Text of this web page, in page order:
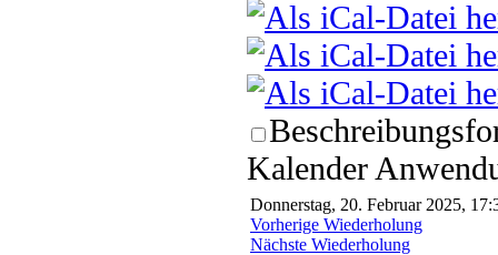
Kalender
Donnerstag, 20. Februar 2025,
Vorherige Wiederholung
Nächste Wiederholung